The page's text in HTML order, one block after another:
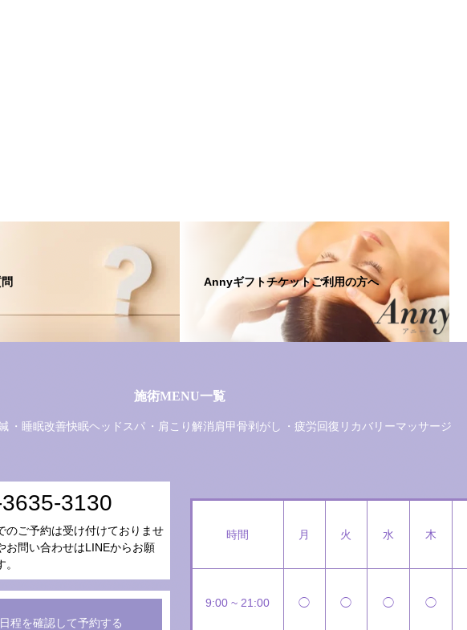
Annyギフトチケットご利用の方へ
施術MENU一覧
睡眠改善快眠ヘッドスパ 肩こり解消肩甲骨剥がし 疲労回復リカバリーマッサージ
程を確認して予約する
3130
のご予約は受け付けておりませ
お問い合わせはLINEからお願
時間 月 火 水 木
9:00 ~ 21:00 ◯ ◯ ◯ ◯